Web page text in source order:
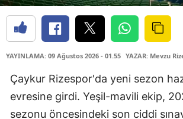
YAYINLAMA: 09 Ağustos 2026 - 01.55 YAZAR: Mevzu
Çaykur Rizespor'da yeni sezon
evresine girdi. Yeşil-mavili ekip,
sezonu öncesindeki son ciddi